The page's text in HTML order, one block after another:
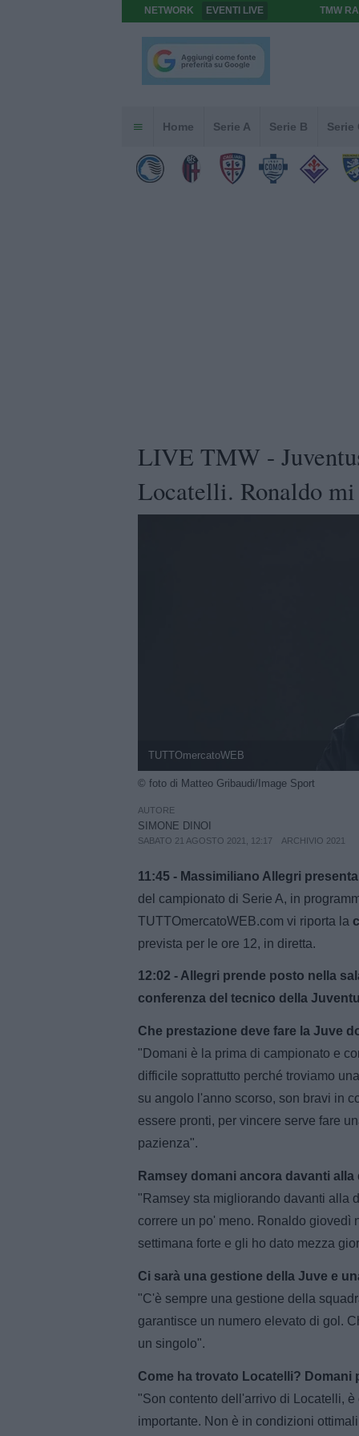
NETWORK EVENTI LIVE TMW
Home Serie A Serie B Serie
LIVE TMW -
Locatelli. Ronaldo mi
TUTTOmercatoWEB
© foto di Matteo Gribaudi/Image Sport
AUTORE
SIMONE DINOI
SABATO 21 AGOSTO 2021, 12:17 ARCHIVIO 2021
11:45 - Massimiliano Allegri
del campionato di Serie A, in
TUTTOmercatoWEB.com vi riporta la
prevista per le ore 12, in diretta.
12:02 - Allegri prende posto nella
conferenza del tecnico della
Che prestazione deve fare la Juve
"Domani è la prima di campionato e
difficile soprattutto perché troviamo
su angolo l'anno scorso, son bravi in
essere pronti, per vincere serve fare
pazienza".
Ramsey domani ancora davanti
"Ramsey sta migliorando davanti alla
correre un po' meno. Ronaldo giovedì
settimana forte e gli ho dato mezza
Ci sarà una gestione della Juve e
"C'è sempre una gestione della
garantisce un numero elevato di gol.
un singolo".
Come ha trovato Locatelli? Domani
"Son contento dell'arrivo di Locatelli,
importante. Non è in condizioni